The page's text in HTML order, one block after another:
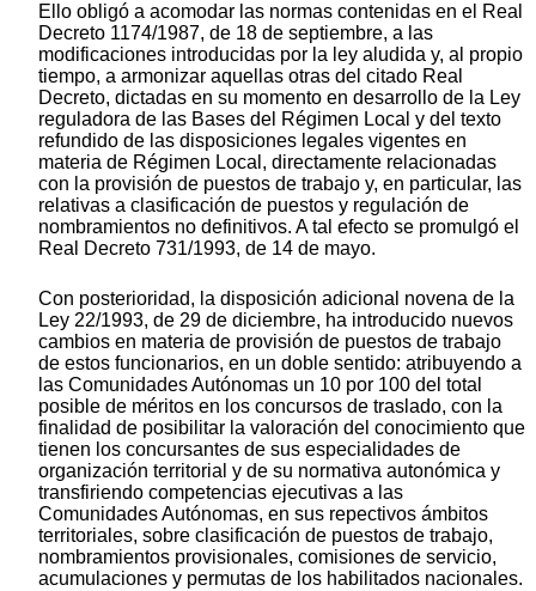
Ello obligó a acomodar las normas contenidas en el Real
Decreto 1174/1987, de 18 de septiembre, a las
modificaciones introducidas por la ley aludida y, al propio
tiempo, a armonizar aquellas otras del citado Real
Decreto, dictadas en su momento en desarrollo de la Ley
reguladora de las Bases del Régimen Local y del texto
refundido de las disposiciones legales vigentes en
materia de Régimen Local, directamente relacionadas
con la provisión de puestos de trabajo y, en particular, las
relativas a clasificación de puestos y regulación de
nombramientos no definitivos. A tal efecto se promulgó el
Real Decreto 731/1993, de 14 de mayo.
Con posterioridad, la disposición adicional novena de la
Ley 22/1993, de 29 de diciembre, ha introducido nuevos
cambios en materia de provisión de puestos de trabajo
de estos funcionarios, en un doble sentido: atribuyendo a
las Comunidades Autónomas un 10 por 100 del total
posible de méritos en los concursos de traslado, con la
finalidad de posibilitar la valoración del conocimiento que
tienen los concursantes de sus especialidades de
organización territorial y de su normativa autonómica y
transfiriendo competencias ejecutivas a las
Comunidades Autónomas, en sus repectivos ámbitos
territoriales, sobre clasificación de puestos de trabajo,
nombramientos provisionales, comisiones de servicio,
acumulaciones y permutas de los habilitados nacionales.